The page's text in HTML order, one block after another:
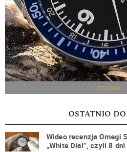
REKLAMA
OSTATNIO
Wideo recenzja Omegi
„White Dial”, czyli 8